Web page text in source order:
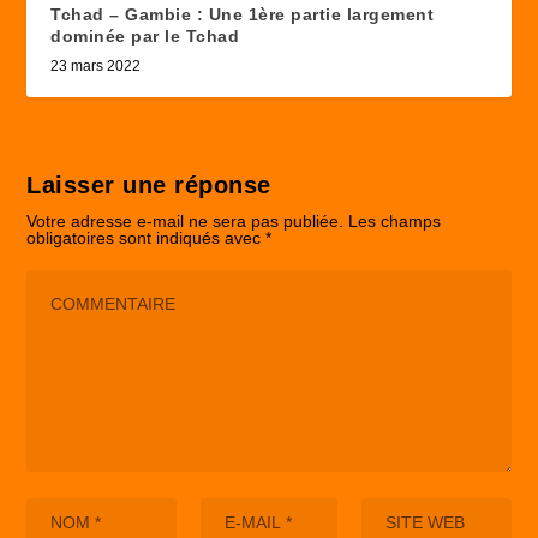
Tchad – Gambie : Une 1ère partie largement
dominée par le Tchad
23 mars 2022
Laisser une réponse
Votre adresse e-mail ne sera pas publiée. Les champs
obligatoires sont indiqués avec*